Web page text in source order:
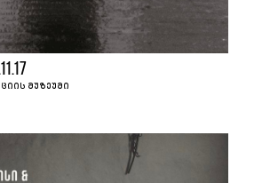
ᲛᲣᲖᲔᲣᲛᲘ